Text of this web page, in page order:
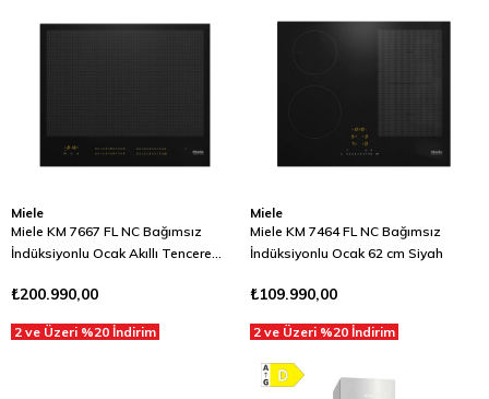
Miele
Miele KM 7667 FL NC Bağımsız
İndüksiyonlu Ocak Akıllı Tencere
₺200.990,00
2 ve Üzeri %20 İndirim
Miele
Miele KM 7464 FL NC Bağımsız
İndüksiyonlu Ocak 62 cm Siyah
₺109.990,00
2 ve Üzeri %20 İndirim